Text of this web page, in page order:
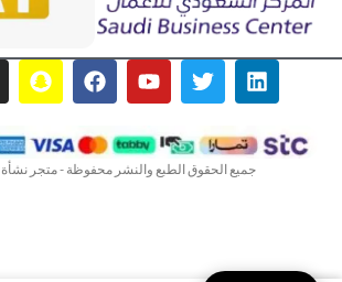
جميع الحقوق الطبع والنشر محفوظة - متجر نشأة